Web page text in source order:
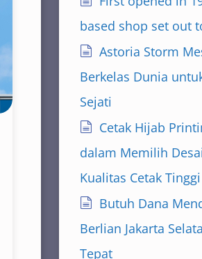
based shop set out
Astoria Storm
Berkelas Dunia
Sejati
Cetak Hijab
dalam Memilih
Kualitas Cetak Tinggi
Butuh Dana
Berlian Jakarta
Tepat